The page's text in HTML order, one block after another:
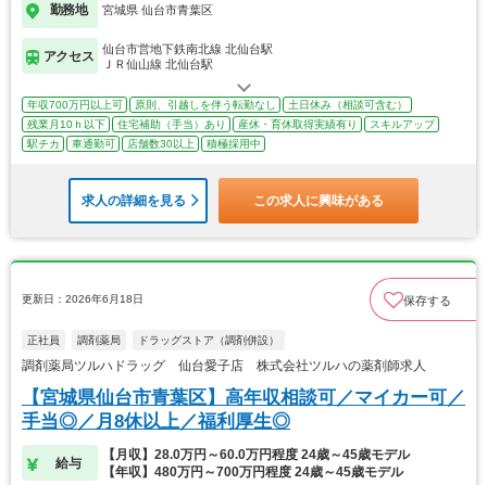
勤務地 宮城県 仙台市青葉区
アクセス
仙台市営地下鉄南北線 北仙台駅
ＪＲ仙山線 北仙台駅
年収700万円以上可 原則、引越しを伴う転勤なし
土日休み（相談可含む）
残業月10ｈ以下
住宅補助（手当）あり 産休・育休取得実績有り
スキルアップ
駅チカ
車通勤可 店舗数30以上 積極採用中
求人の詳細を見る この求人に興味がある
更新日：2026年6月18日 保存する
正社員 調剤薬局 ドラッグストア（調剤併設）
調剤薬局ツルハドラッグ 仙台愛子店 株式会社ツルハの薬剤師求人
【宮城県仙台市青葉区】高年収相談可／マイカー可／
手当◎／月8休以上／福利厚生◎
給与
【月収】28.0万円～60.0万円程度 24歳～45歳モデル
【年収】480万円～700万円程度 24歳～45歳モデル